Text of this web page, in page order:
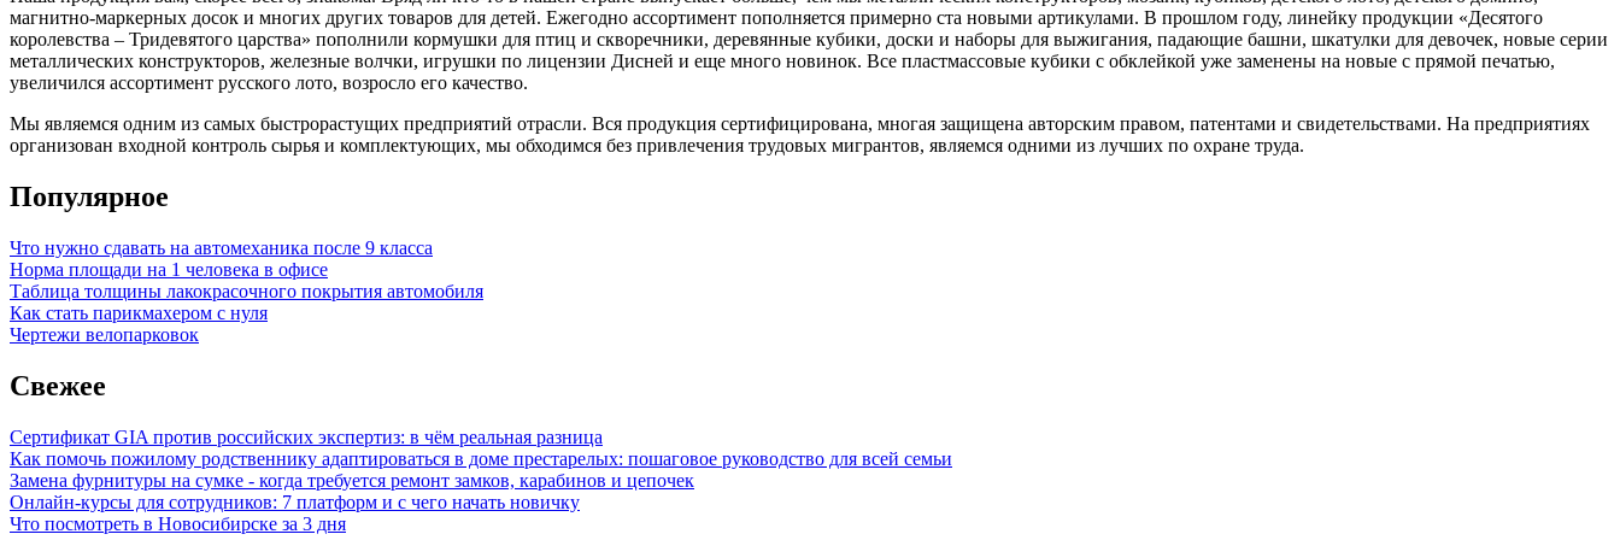
магнитно-маркерных досок и многих других товаров для детей. Ежегодно ассортимент пополняется примерно ста новыми артикулами. В прошлом году, линейку продукции «Десятого
королевства – Тридевятого царства» пополнили кормушки для птиц и скворечники, деревянные кубики, доски и наборы для выжигания, падающие башни, шкатулки для девочек, новые серии
металлических конструкторов, железные волчки, игрушки по лицензии Дисней и еще много новинок. Все пластмассовые кубики с обклейкой уже заменены на новые с прямой печатью,
увеличился ассортимент русского лото, возросло его качество.
Мы являемся одним из самых быстрорастущих предприятий отрасли. Вся продукция сертифицирована, многая защищена авторским правом, патентами и свидетельствами. На предприятиях
организован входной контроль сырья и комплектующих, мы обходимся без привлечения трудовых мигрантов, являемся одними из лучших по охране труда.
Популярное
Что нужно сдавать на автомеханика после 9 класса
Норма площади на 1 человека в офисе
Таблица толщины лакокрасочного покрытия автомобиля
Как стать парикмахером с нуля
Чертежи велопарковок
Свежее
Сертификат GIA против российских экспертиз: в чём реальная разница
Как помочь пожилому родственнику адаптироваться в доме престарелых: пошаговое руководство для всей семьи
Замена фурнитуры на сумке - когда требуется ремонт замков, карабинов и цепочек
Онлайн-курсы для сотрудников: 7 платформ и с чего начать новичку
Что посмотреть в Новосибирске за 3 дня